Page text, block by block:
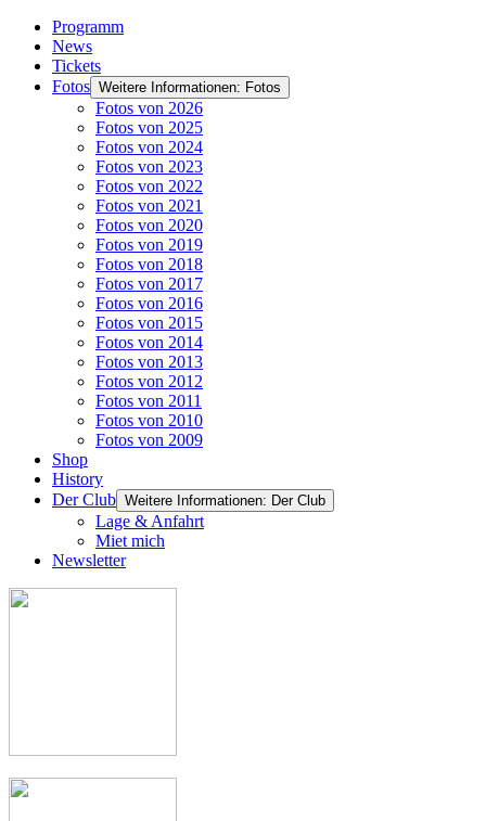
Programm
News
Tickets
Fotos Weitere Informationen: Fotos
Fotos von 2026
Fotos von 2025
Fotos von 2024
Fotos von 2023
Fotos von 2022
Fotos von 2021
Fotos von 2020
Fotos von 2019
Fotos von 2018
Fotos von 2017
Fotos von 2016
Fotos von 2015
Fotos von 2014
Fotos von 2013
Fotos von 2012
Fotos von 2011
Fotos von 2010
Fotos von 2009
Shop
History
Der Club Weitere Informationen: Der Club
Lage & Anfahrt
Miet mich
Newsletter